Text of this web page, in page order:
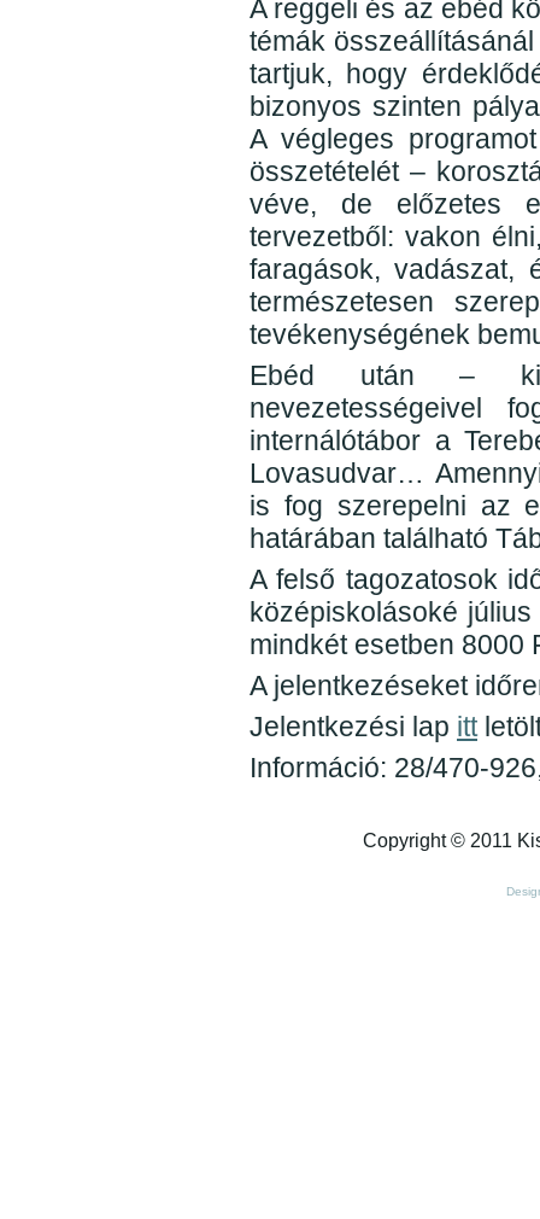
A reggeli és az ebéd
témák
tartjuk, hogy
bizonyos szinten
A végleges
összetételét –
véve, de előzetes
tervezetből: vakon
faragások, vadászat,
természetesen
tevékenységének
Ebéd után –
nevezetességeivel
internálótábor a
Lovasudvar…
is fog szerepelni az
határában található
A felső tagozatosok
középiskolásoké
mindkét esetben 8000
A jelentkezéseket
Jelentkezési lap itt
Információ: 28/470-
Copyright © 2011